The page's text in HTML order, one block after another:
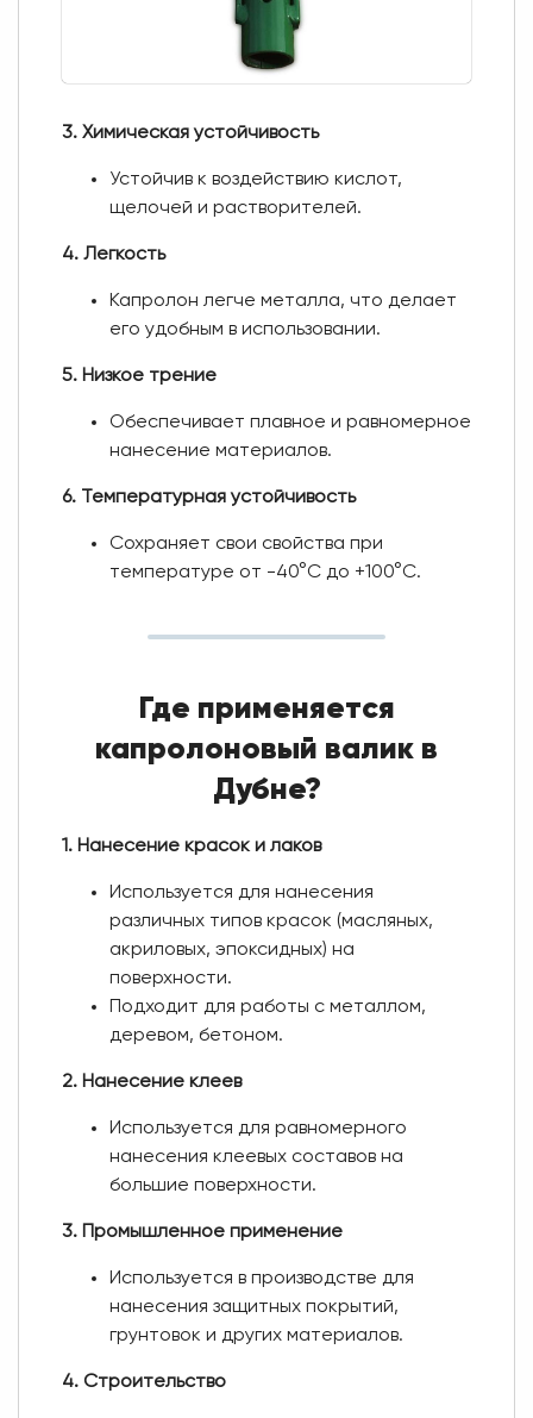
3. Химическая устойчивость
Устойчив к воздействию кислот,
щелочей и растворителей.
4. Легкость
Капролон легче металла, что делает
его удобным в использовании.
5. Низкое трение
Обеспечивает плавное и равномерное
нанесение материалов.
6. Температурная устойчивость
Сохраняет свои свойства при
температуре от -40°C до +100°C.
Где применяется
капролоновый валик в
Дубне?
1. Нанесение красок и лаков
Используется для нанесения
различных типов красок (масляных,
акриловых, эпоксидных) на
поверхности.
Подходит для работы с металлом,
деревом, бетоном.
2. Нанесение клеев
Используется для равномерного
нанесения клеевых составов на
большие поверхности.
3. Промышленное применение
Используется в производстве для
нанесения защитных покрытий,
грунтовок и других материалов.
4. Строительство